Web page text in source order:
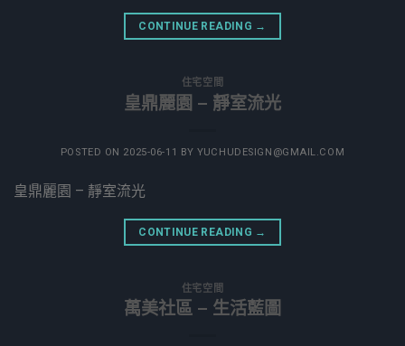
CONTINUE READING →
住宅空間
皇鼎麗園 – 靜室流光
POSTED ON 2025-06-11 BYYUCHUDESIGN@GMAIL.COM
皇鼎麗園 – 靜室流光
CONTINUE READING →
住宅空間
萬美社區 – 生活藍圖